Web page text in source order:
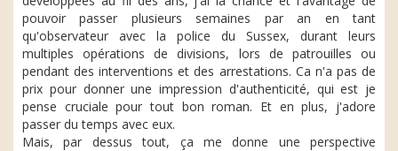
pouvoir passer plusieurs semaines par an en tant
qu'observateur avec la police du Sussex, durant leurs
multiples opérations de divisions, lors de patrouilles ou
pendant des interventions et des arrestations. Ca n'a pas de
prix pour donner une impression d'authenticité, qui est je
pense cruciale pour tout bon roman. Et en plus, j'adore
passer du temps avec eux.
Mais, par dessus tout, ça me donne une perspective